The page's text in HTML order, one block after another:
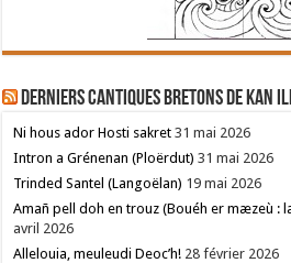
Derniers cantiques bretons de Kan
Ni hous ador Hosti sakret 31 mai 2026
Intron a Grénenan (Ploërdut) 31 mai 2026
Trinded Santel (Langoëlan) 19 mai 2026
Amañ pell doh en trouz (Bouéh er mæzeù :
avril 2026
Allelouia, meuleudi Deoc’h! 28 février 2026